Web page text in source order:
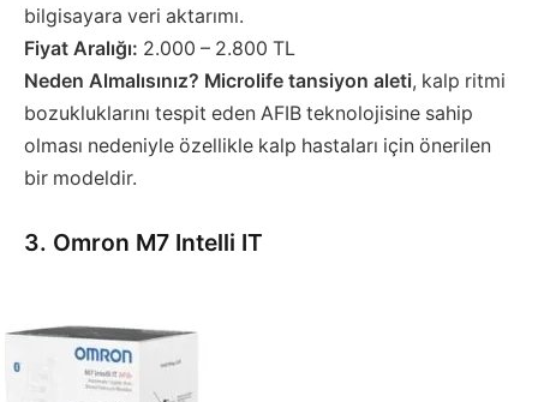
bilgisayara veri aktarımı.
Fiyat Aralığı: 2.000 – 2.800 TL
Neden Almalısınız? Microlife tansiyon aleti, kalp ritmi
bozukluklarını tespit eden AFIB teknolojisine sahip
olması nedeniyle özellikle kalp hastaları için önerilen
bir modeldir.
3. Omron M7 Intelli IT